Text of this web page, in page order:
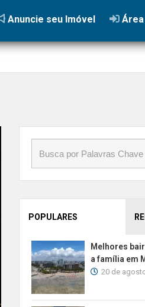
Anuncie seu Imóvel
POPULARES
Melhores
a família em
20 de